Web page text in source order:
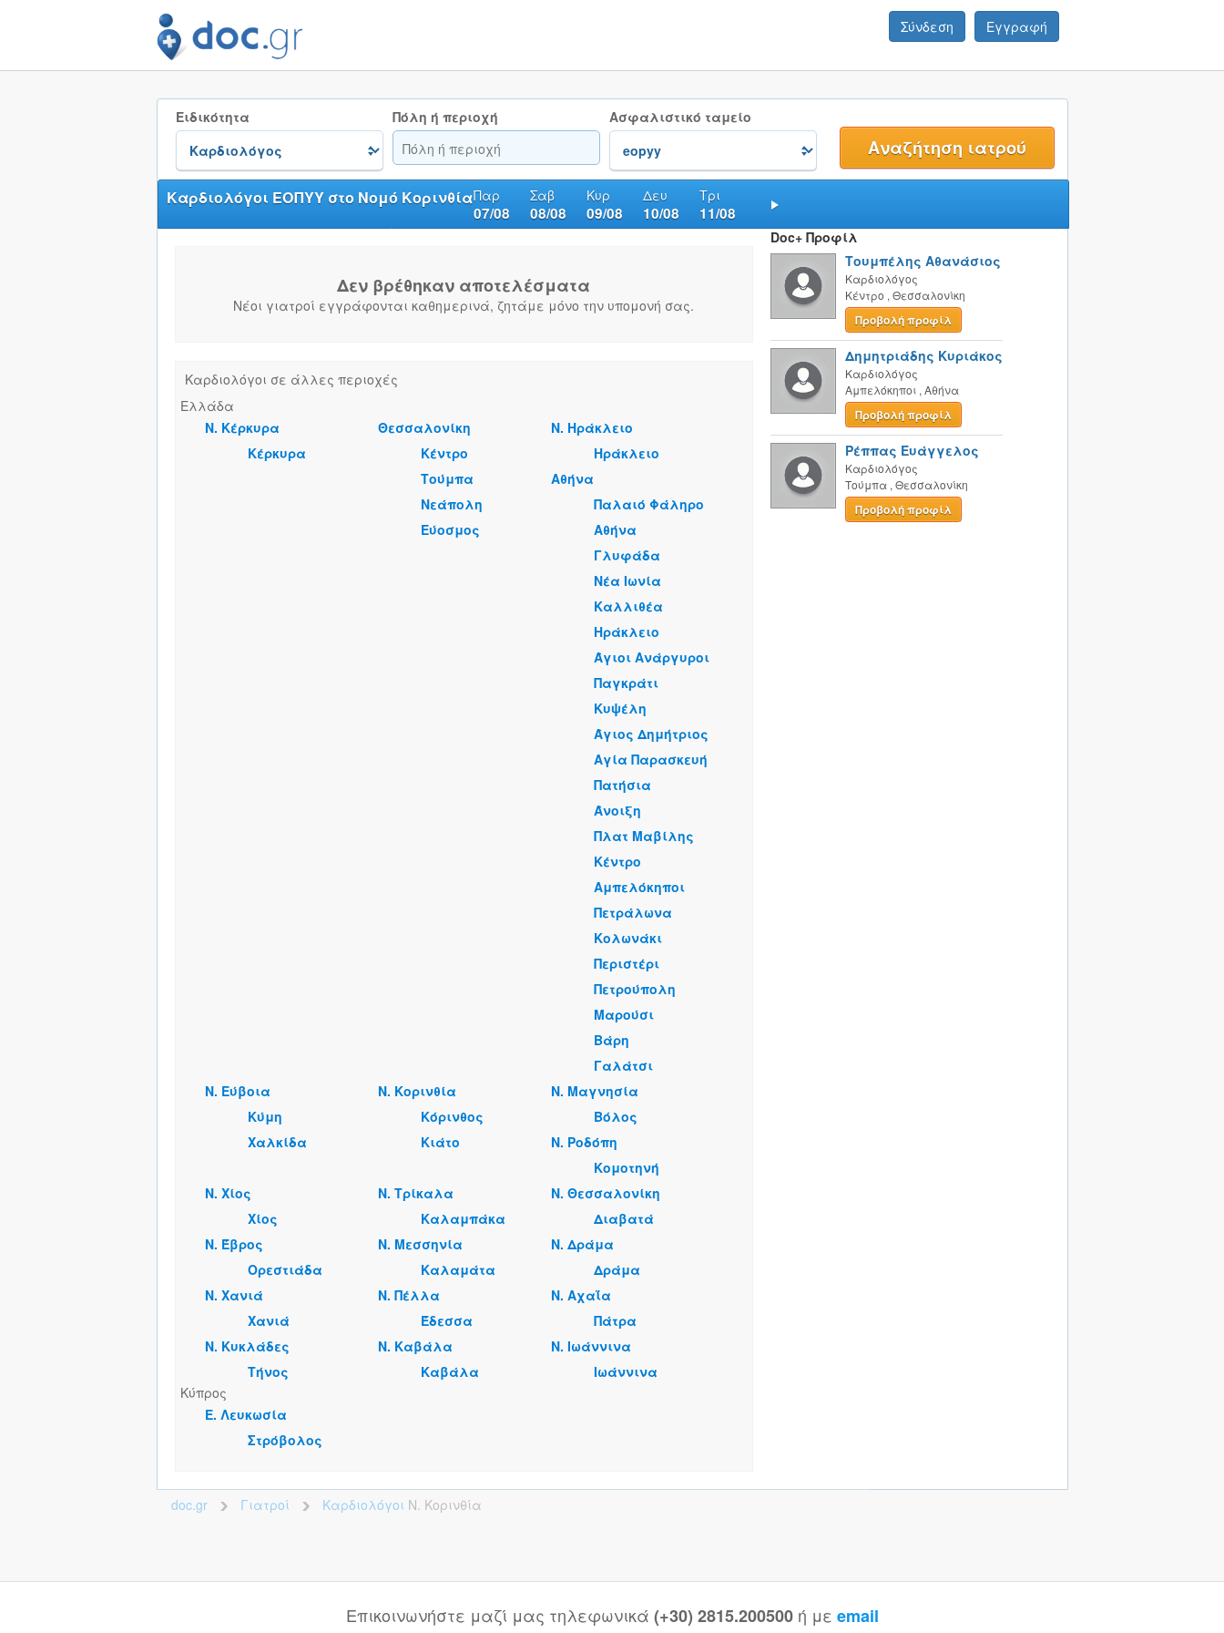
Σύνδεση Εγγραφή
Ειδικότητα Πόλη ή περιοχή Ασφαλιστικό ταμείο
Παρ
07/08
Σαβ
08/08
Κυρ
09/08
Δευ
10/08
Τρι
11/08
Καρδιολόγοι ΕΟΠΥΥ στο Νομό Κορινθία
Δεν βρέθηκαν αποτελέσματα
Νέοι γιατροί εγγράφονται καθημερινά, ζητάμε μόνο την υπομονή σας.
Καρδιολόγοι σε άλλες περιοχές
Ελλάδα
Ν. Κέρκυρα
Κέρκυρα
Θεσσαλονίκη
Κέντρο
Τούμπα
Νεάπολη
Εύοσμος
Ν. Ηράκλειο
Ηράκλειο
Αθήνα
Παλαιό Φάληρο
Αθήνα
Γλυφάδα
Νέα Ιωνία
Καλλιθέα
Ηράκλειο
Άγιοι Ανάργυροι
Παγκράτι
Κυψέλη
Άγιος Δημήτριος
Αγία Παρασκευή
Πατήσια
Άνοιξη
Πλατ Μαβίλης
Κέντρο
Αμπελόκηποι
Πετράλωνα
Κολωνάκι
Περιστέρι
Πετρούπολη
Μαρούσι
Βάρη
Γαλάτσι
Ν. Εύβοια
Κύμη
Χαλκίδα
Ν. Κορινθία
Κόρινθος
Κιάτο
Ν. Μαγνησία
Βόλος
Ν. Ροδόπη
Κομοτηνή
Ν. Χίος
Χίος
Ν. Τρίκαλα
Καλαμπάκα
Ν. Θεσσαλονίκη
Διαβατά
Ν. Έβρος
Ορεστιάδα
Ν. Μεσσηνία
Καλαμάτα
Ν. Δράμα
Δράμα
Ν. Χανιά
Χανιά
Ν. Πέλλα
Έδεσσα
Ν. Αχαΐα
Πάτρα
Ν. Κυκλάδες
Τήνος
Ν. Καβάλα
Καβάλα
Ν. Ιωάννινα
Ιωάννινα
Κύπρος
Ε. Λευκωσία
Στρόβολος
Doc+ Προφίλ
Τουμπέλης Αθανάσιος
Καρδιολόγος
Κέντρο , Θεσσαλονίκη
Προβολή προφίλ
Δημητριάδης Κυριάκος
Καρδιολόγος
Αμπελόκηποι , Αθήνα
Προβολή προφίλ
Ρέππας Ευάγγελος
Καρδιολόγος
Τούμπα , Θεσσαλονίκη
Προβολή προφίλ
doc.gr >Γιατροί >
Καρδιολόγοι Ν. Κορινθία
Επικοινωνήστε μαζί μας τηλεφωνικά (+30) 2815.200500 ή με email